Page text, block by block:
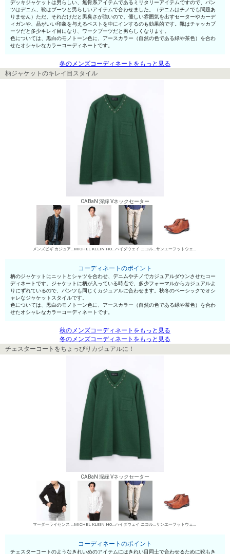
デッキジャケットは男らしい、無骨系アイテムであるミリタリーアイテムですので、パン
ツはデニム、靴はブーツと男らしいアイテムで合わせました。（デニムはチノでも問題あ
りません）ただ、それだけだと男臭さが強いので、優しい雰囲気を出すセーターやカーデ
ィガンや、品がいい印象を与えるベストを中にインするのも効果的です。靴はチャッカブ
ーツだと多少キレイ目になり、ワークブーツだと男らしくなります。
色については、黒白のモノトーン色に、アースカラー（自然の色である緑や茶色）を合わ
せたオシャレなカラーコーディネートです。
冬のメンズコーディネートをもっと見る
柄ジャケットのキレイ目スタイル
CABaN 深緑 Vネックセーター
メンズビギ カジュアルジャケット MICHEL KLEIN HOMME シャツ ハイダウェイ ニコル デニムパンツ・ジーンズ サンエーフットウェア 短靴・レザーシューズ
コーディネートのポイント
柄のジャケットにニットとシャツを合わせ、デニムやチノでカジュアルダウンさせたコー
ディネートです。ジャケットに柄が入っている時点で、多少フォーマルからカジュアルよ
りにずれているので、パンツも同じくカジュアルに合わせます。秋冬のベーシックでオシ
ャレなジャケットスタイルです。
色については、黒白のモノトーン色に、アースカラー（自然の色である緑や茶色）を合わ
せたオシャレなカラーコーディネートです。
秋のメンズコーディネートをもっと見る
冬のメンズコーディネートをもっと見る
チェスターコートをちょっぴりカジュアルに！
CABaN 深緑 Vネックセーター
マーダーライセンス テーラードコート MICHEL KLEIN HOMME シャツ ハイダウェイ ニコル デニムパンツ・ジーンズ サンエーフットウェア 短靴・レザーシューズ
コーディネートのポイント
チェスターコートのようなきれいめのアイテムにはきれい目同士で合わせるために靴もき